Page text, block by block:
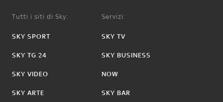
Tutti i siti di Sky:
SKY SPORT
SKY TG 24
SKY VIDEO
SKY ARTE
Servizi:
SKY TV
SKY BUSINESS
NOW
SKY BAR